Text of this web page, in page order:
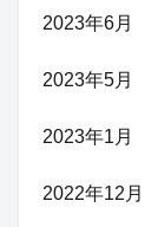
2023年6月
2023年5月
2023年1月
2022年12月